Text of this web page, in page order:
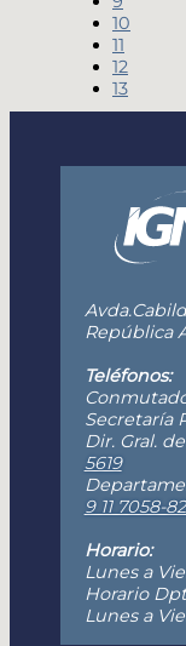
10
11
12
13
República
Teléfonos:
Secretaría
Dir. Gral.
5619
9 11 7058-
Horario:
Lunes a
Horario
Lunes a